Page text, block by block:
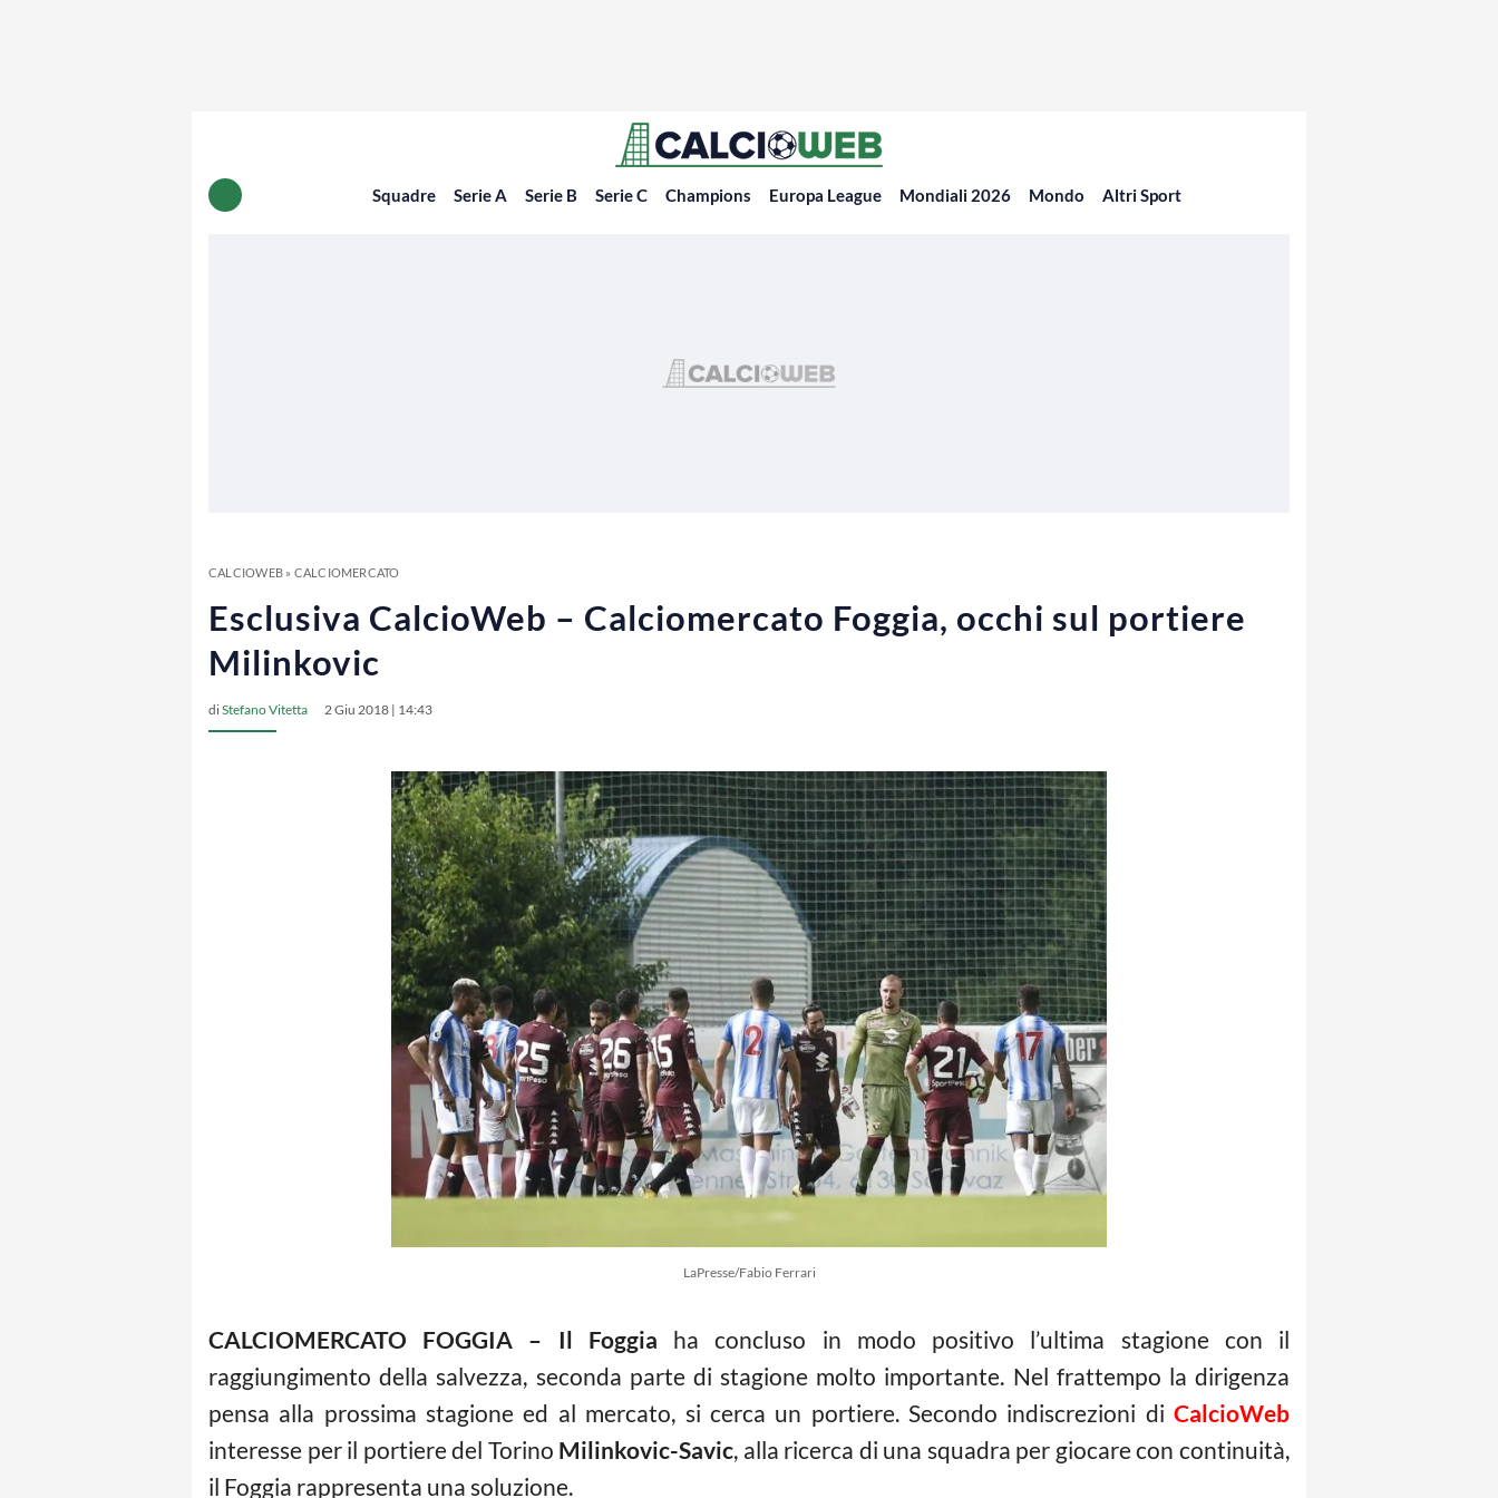
Squadre Serie A Serie B Serie C Champions Europa League Mondiali 2026 Mondo Altri Sport
CALCIOWEB» CALCIOMERCATO
Esclusiva CalcioWeb – Calciomercato Foggia, occhi sul portiere
Milinkovic
diStefano Vitetta 2 Giu 2018 | 14:43
LaPresse/Fabio Ferrari
CALCIOMERCATO FOGGIA – Il Foggia ha concluso in modo positivo l’ultima stagione con il
raggiungimento della salvezza, seconda parte di stagione molto importante. Nel frattempo la dirigenza
pensa alla prossima stagione ed al mercato, si cerca un portiere. Secondo indiscrezioni di CalcioWeb
interesse per il portiere del Torino Milinkovic-Savic, alla ricerca di una squadra per giocare con continuità,
il Foggia rappresenta una soluzione.